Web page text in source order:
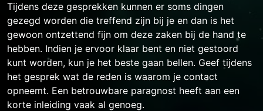
Tijdens deze gesprekken kunnen er soms dingen
gezegd worden die treffend zijn bij je en dan is het
gewoon ontzettend fijn om deze zaken bij de hand te
hebben. Indien je ervoor klaar bent en niet gestoord
kunt worden, kun je het beste gaan bellen. Geef tijdens
het gesprek wat de reden is waarom je contact
opneemt. Een betrouwbare paragnost heeft aan een
korte inleiding vaak al genoeg.